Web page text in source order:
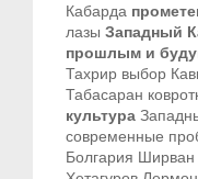
Кабарда
лазы Западный
прошлым и
Тахрир выбор
Табасаран
культура
современные
Болгария Ширван